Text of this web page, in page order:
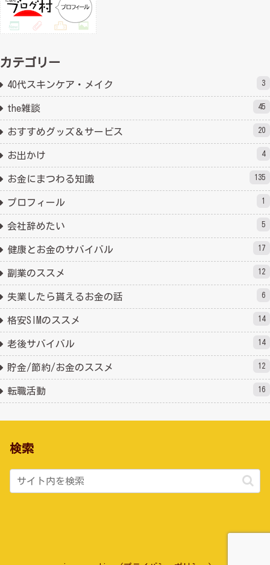
カテゴリー
40代スキンケア・メイク 3
the雑談 45
おすすめグッズ＆サービス 20
お出かけ 4
お金にまつわる知識 135
プロフィール 1
会社辞めたい 5
健康とお金のサバイバル 17
副業のススメ 12
失業したら貰えるお金の話 6
格安SIMのススメ 14
老後サバイバル 14
貯金/節約/お金のススメ 12
転職活動 16
検索